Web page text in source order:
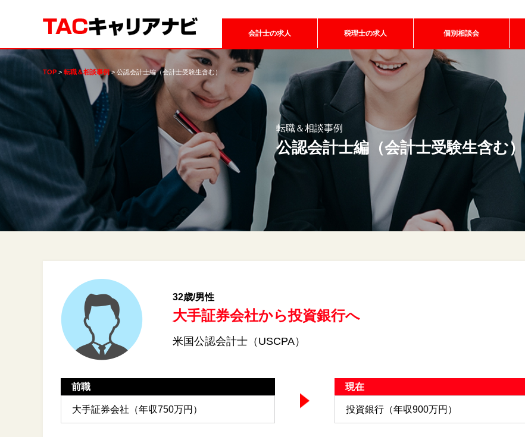
会計士の求人 税理士の求人 個別相談会
TOP 転職＆相談事例 公認会計士編（会計士受験生含む）
転職＆相談事例
公認会計士編（会計士受験生含む）
32歳/男性
大手証券会社から投資銀行へ
米国公認会計士（USCPA）
前職
大手証券会社（年収750万円）
現在
投資銀行（年収900万円）